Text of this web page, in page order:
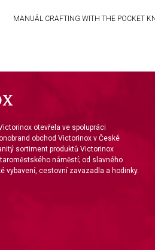
MANUÁL CRAFTING WITH THE POCKET
otevřela ve spolupráci
obchod Victorinox v České
sortiment produktů Victorinox
náměstí; od slavného
vybavení, cestovní zavazadla a hodinky.